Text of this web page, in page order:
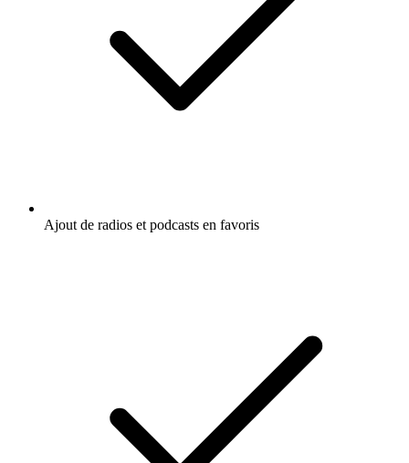
Ajout de radios et podcasts en favoris